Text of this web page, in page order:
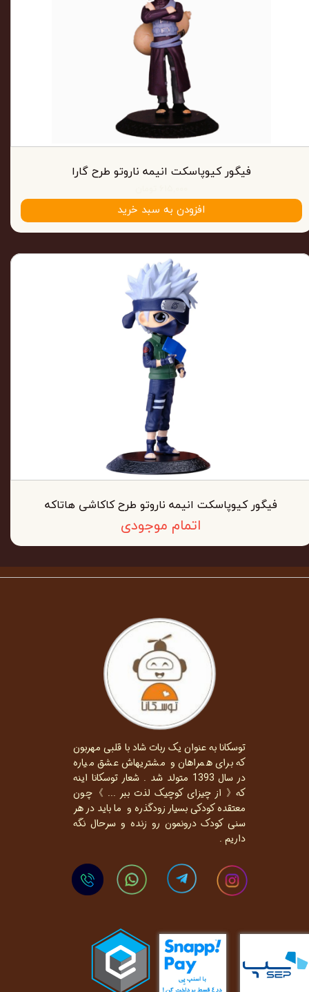
فیگور کیوپاسکت انیمه ناروتو طرح گارا
افزودن به سبد خرید
فیگور کیوپاسکت انیمه ناروتو طرح کاکاشی هاتاکه
اتمام موجودی
توسکانا به عنوان یک ربات شاد با قلبی مهربون
که برای همراهان و مشتریهاش عشق میاره
در سال 1393 متولد شد . شعار توسکانا اینه
که《 از چیزای کوچیک لذت ببر ... 》چون
معتقده کودکی بسیار زودگذره و ما باید در هر
سنی کودک درونمون رو زنده و سرحال نگه
داریم .